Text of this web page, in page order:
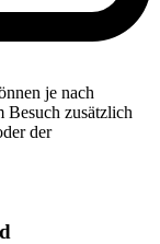
je nach
Besuch zusätzlich
der